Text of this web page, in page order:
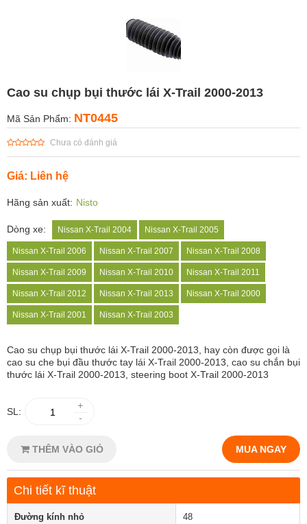
Cao su chụp bụi thước lái X-Trail 2000-2013
Mã Sản Phẩm: NT0445
Chưa có đánh giá
Giá: Liên hệ
Hãng sản xuất: Nisto
Dòng xe: Nissan X-Trail 2004 Nissan X-Trail 2005
Nissan X-Trail 2006 Nissan X-Trail 2007 Nissan X-Trail 2008
Nissan X-Trail 2009 Nissan X-Trail 2010 Nissan X-Trail 2011
Nissan X-Trail 2012 Nissan X-Trail 2013 Nissan X-Trail 2000
Nissan X-Trail 2001 Nissan X-Trail 2003
Cao su chụp bụi thước lái X-Trail 2000-2013, hay còn được gọi là
cao su che bụi đầu thước tay lái X-Trail 2000-2013, cao su chắn bụi
thước lái X-Trail 2000-2013, steering boot X-Trail 2000-2013
SL:
+
-
THÊM VÀO GIỎ MUA NGAY
Chi tiết kĩ thuật
Đường kính nhỏ 48